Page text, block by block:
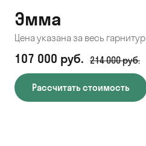
Эмма
Цена указана за весь гарнитур
107 000 руб. 214 000 руб.
Рассчитать стоимость